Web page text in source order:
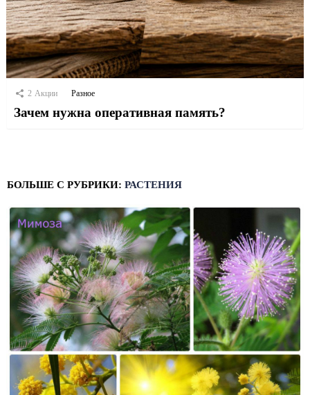
2 Акции Разное
Зачем нужна оперативная память?
БОЛЬШЕ С РУБРИКИ: РАСТЕНИЯ